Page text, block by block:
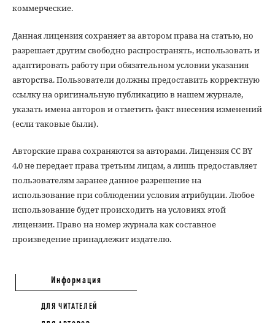
коммерческие.
Данная лицензия сохраняет за автором права на статью, но
разрешает другим свободно распространять, использовать и
адаптировать работу при обязательном условии указания
авторства. Пользователи должны предоставить корректную
ссылку на оригинальную публикацию в нашем журнале,
указать имена авторов и отметить факт внесения изменений
(если таковые были).
Авторские права сохраняются за авторами. Лицензия CC BY
4.0 не передает права третьим лицам, а лишь предоставляет
пользователям заранее данное разрешение на
использование при соблюдении условия атрибуции. Любое
использование будет происходить на условиях этой
лицензии. Право на номер журнала как составное
произведение принадлежит издателю.
Информация
ДЛЯ ЧИТАТЕЛЕЙ